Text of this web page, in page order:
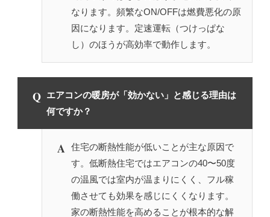
なります。頻繁なON/OFFは燃費悪化の原
因になります。定速運転（つけっぱな
し）のほうが高効率で動作します。
Q エアコンの暖房が「効かない」と感じる理由は
何ですか？
A 住宅の断熱性能が低いことが主な原因で
す。低断熱住宅ではエアコンの40〜50度
の温風では室内が温まりにくく、フル稼
働させても効果を感じにくくなります。
家の断熱性能を高めることが根本的な解